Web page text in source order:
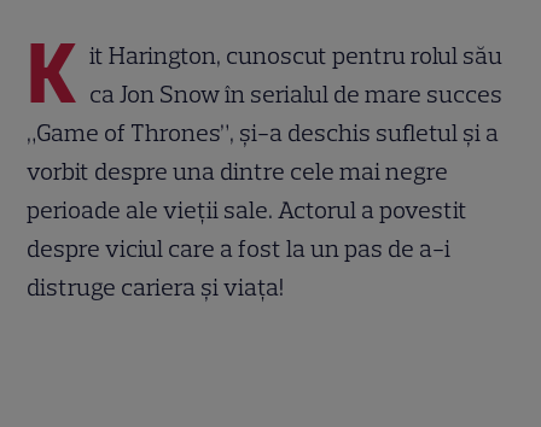
K it Harington, cunoscut pentru rolul său
ca Jon Snow în serialul de mare succes
„Game of Thrones”, și-a deschis sufletul și a
vorbit despre una dintre cele mai negre
perioade ale vieții sale. Actorul a povestit
despre viciul care a fost la un pas de a-i
distruge cariera și viața!